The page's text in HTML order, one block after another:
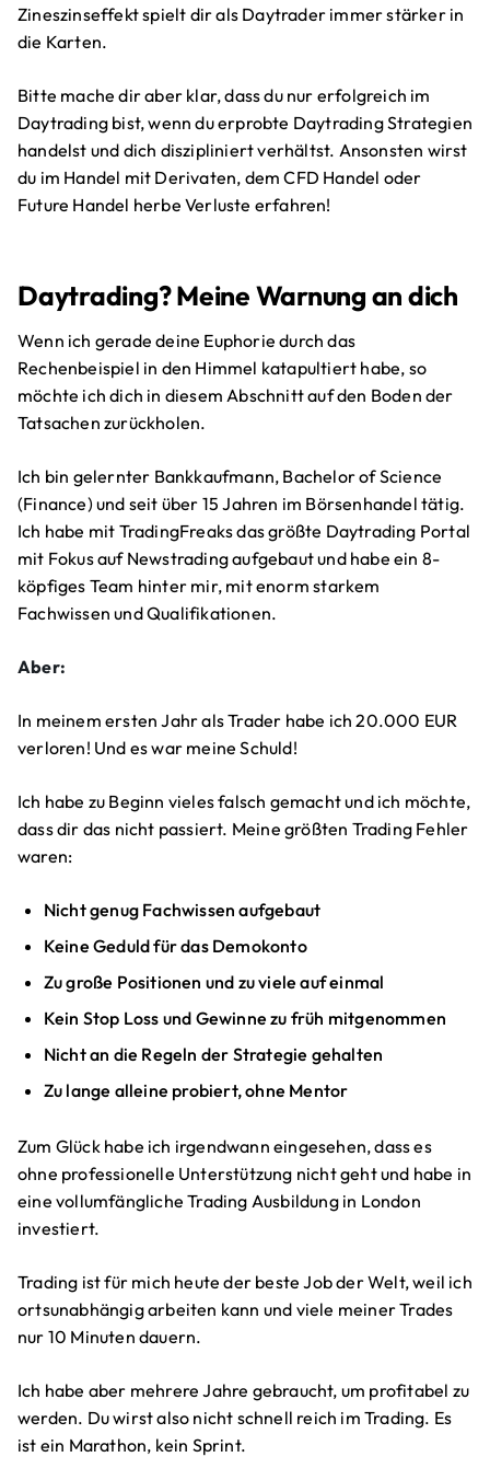
Zineszinseffekt spielt dir als Daytrader immer stärker in
die Karten.
Bitte mache dir aber klar, dass du nur erfolgreich im
Daytrading bist, wenn du erprobte Daytrading Strategien
handelst und dich diszipliniert verhältst. Ansonsten wirst
du im Handel mit Derivaten, dem CFD Handel oder
Future Handel herbe Verluste erfahren!
Daytrading? Meine Warnung an dich
Wenn ich gerade deine Euphorie durch das
Rechenbeispiel in den Himmel katapultiert habe, so
möchte ich dich in diesem Abschnitt auf den Boden der
Tatsachen zurückholen.
Ich bin gelernter Bankkaufmann, Bachelor of Science
(Finance) und seit über 15 Jahren im Börsenhandel tätig.
Ich habe mit TradingFreaks das größte Daytrading Portal
mit Fokus auf Newstrading aufgebaut und habe ein 8-
köpfiges Team hinter mir, mit enorm starkem
Fachwissen und Qualifikationen.
Aber:
In meinem ersten Jahr als Trader habe ich 20.000 EUR
verloren! Und es war meine Schuld!
Ich habe zu Beginn vieles falsch gemacht und ich möchte,
dass dir das nicht passiert. Meine größten Trading Fehler
waren:
Nicht genug Fachwissen aufgebaut
Keine Geduld für das Demokonto
Zu große Positionen und zu viele auf einmal
Kein Stop Loss und Gewinne zu früh mitgenommen
Nicht an die Regeln der Strategie gehalten
Zu lange alleine probiert, ohne Mentor
Zum Glück habe ich irgendwann eingesehen, dass es
ohne professionelle Unterstützung nicht geht und habe in
eine vollumfängliche Trading Ausbildung in London
investiert.
Trading ist für mich heute der beste Job der Welt, weil ich
ortsunabhängig arbeiten kann und viele meiner Trades
nur 10 Minuten dauern.
Ich habe aber mehrere Jahre gebraucht, um profitabel zu
werden. Du wirst also nicht schnell reich im Trading. Es
ist ein Marathon, kein Sprint.